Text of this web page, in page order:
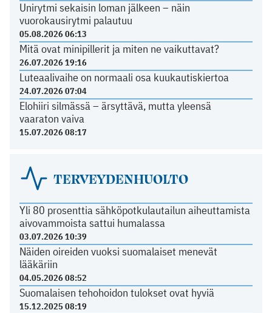
Unirytmi sekaisin loman jälkeen – näin
vuorokausirytmi palautuu
05.08.2026 06:13
Mitä ovat minipillerit ja miten ne vaikuttavat?
26.07.2026 19:16
Luteaalivaihe on normaali osa kuukautiskiertoa
24.07.2026 07:04
Elohiiri silmässä – ärsyttävä, mutta yleensä
vaaraton vaiva
15.07.2026 08:17
TERVEYDENHUOLTO
Yli 80 prosenttia sähköpotkulautailun aiheuttamista
aivovammoista sattui humalassa
03.07.2026 10:39
Näiden oireiden vuoksi suomalaiset menevät
lääkäriin
04.05.2026 08:52
Suomalaisen tehohoidon tulokset ovat hyviä
15.12.2025 08:19